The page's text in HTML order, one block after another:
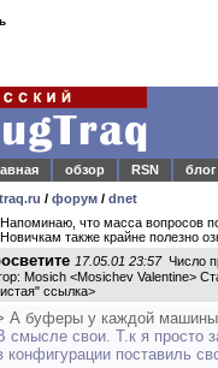
обзор RSN блог
/ форум / dnet
Напоминаю, что масса вопросов
Новичкам также крайне полезно
17.05.01 23:57Число
Mosich <Mosichev Valentine>
ссылка>
А буферы у каждой
смысле свои. Т.к я просто
конфигурации поставиль